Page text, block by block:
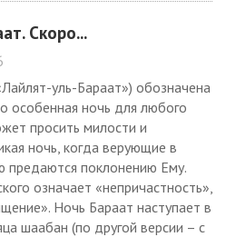
Скоро...
уль-Бараат») обозначена
особенная ночь для любого
просить милости и
ночь, когда верующие в
предаются поклонению Ему.
означает «непричастность»,
Ночь Бараат наступает в
шаабан (по другой версии – с